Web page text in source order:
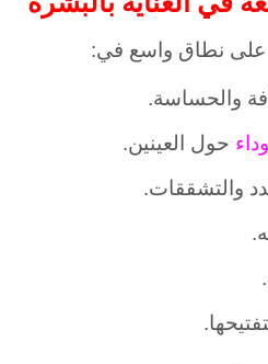
نطاق واسع في:
والحساسة.
حول العينين.
والتشققات.